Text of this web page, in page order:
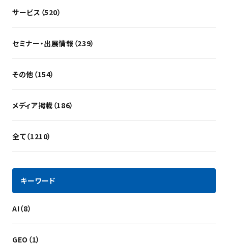
サービス（520）
セミナー・出展情報（239）
その他（154）
メディア掲載（186）
全て（1210）
キーワード
AI（8）
GEO（1）